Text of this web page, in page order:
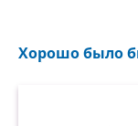
Хорошо было